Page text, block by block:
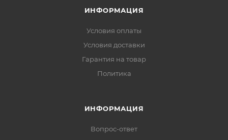
ИНФОРМАЦИЯ
Условия оплаты
Условия доставки
Гарантия на товар
Политика
ИНФОРМАЦИЯ
Вопрос-ответ